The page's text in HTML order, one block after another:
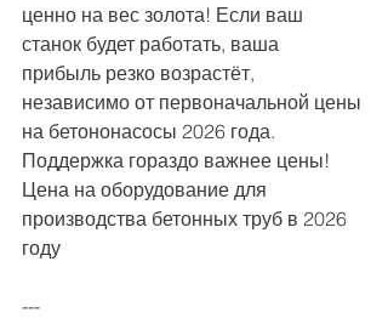
ценно на вес золота! Если ваш
станок будет работать, ваша
прибыль резко возрастёт,
независимо от первоначальной цены
на бетононасосы 2026 года.
Поддержка гораздо важнее цены!
Цена на оборудование для
производства бетонных труб в 2026
году
---